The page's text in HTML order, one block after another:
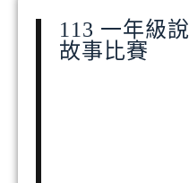
113 一年級說
故事比賽